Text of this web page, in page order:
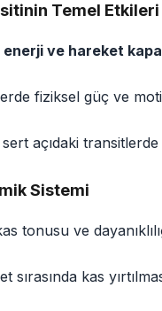
Temel Etkileri
enerji ve hareket
fiziksel güç ve
açıdaki transitlerde
Sistemi
tonusu ve
sırasında kas